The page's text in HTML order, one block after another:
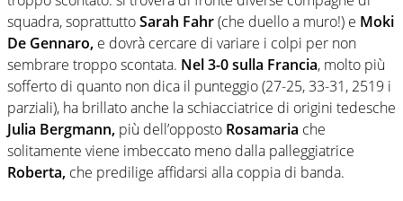
squadra, soprattuttoSarah Fahr(che duello a muro!) e Moki
De Gennaro, e dovrà cercare di variare i colpi per non
sembrare troppo scontata. Nel 3-0 sulla Francia, molto più
sofferto di quanto non dica il punteggio (27-25, 33-31, 2519 i
parziali), ha brillato anche la schiacciatrice di origini tedesche
Julia Bergmann, più dell’opposto Rosamaria che
solitamente viene imbeccato meno dalla palleggiatrice
Roberta, che predilige affidarsi alla coppia di banda.